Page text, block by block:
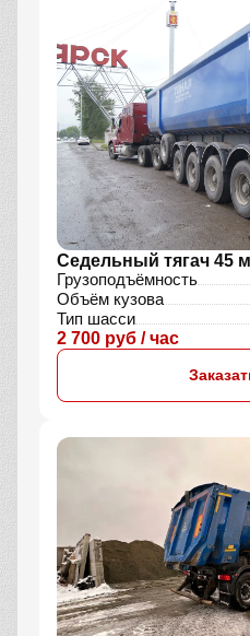
Седельный тягач 45
Грузоподъёмность
Объём кузова
Тип шасси
2 700 руб / час